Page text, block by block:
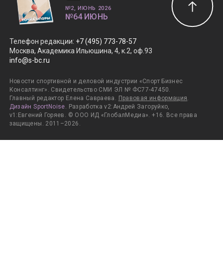
Телефон редакции: +7 (495) 773-78-57
Москва, Академика Ильюшина, 4, к.2, оф.93
info@s-bc.ru
Новости спортивной и деловой индустрии «Спорт Бизнес
Консалтинг». Свидетельство СМИ ЭЛ № ФС77-47450.
Главный редактор Елена Савраева. Правовая информация.
Дизайн SportNoise. Разработка v2:Андрей Загоруйко,
v1:Евгений Горяев. © ООО ИД «ГлобалМедиа». +16. Все права
защищены. 2011–2026.
№2, ИЮНЬ 2026
№64 ИЮНЬ